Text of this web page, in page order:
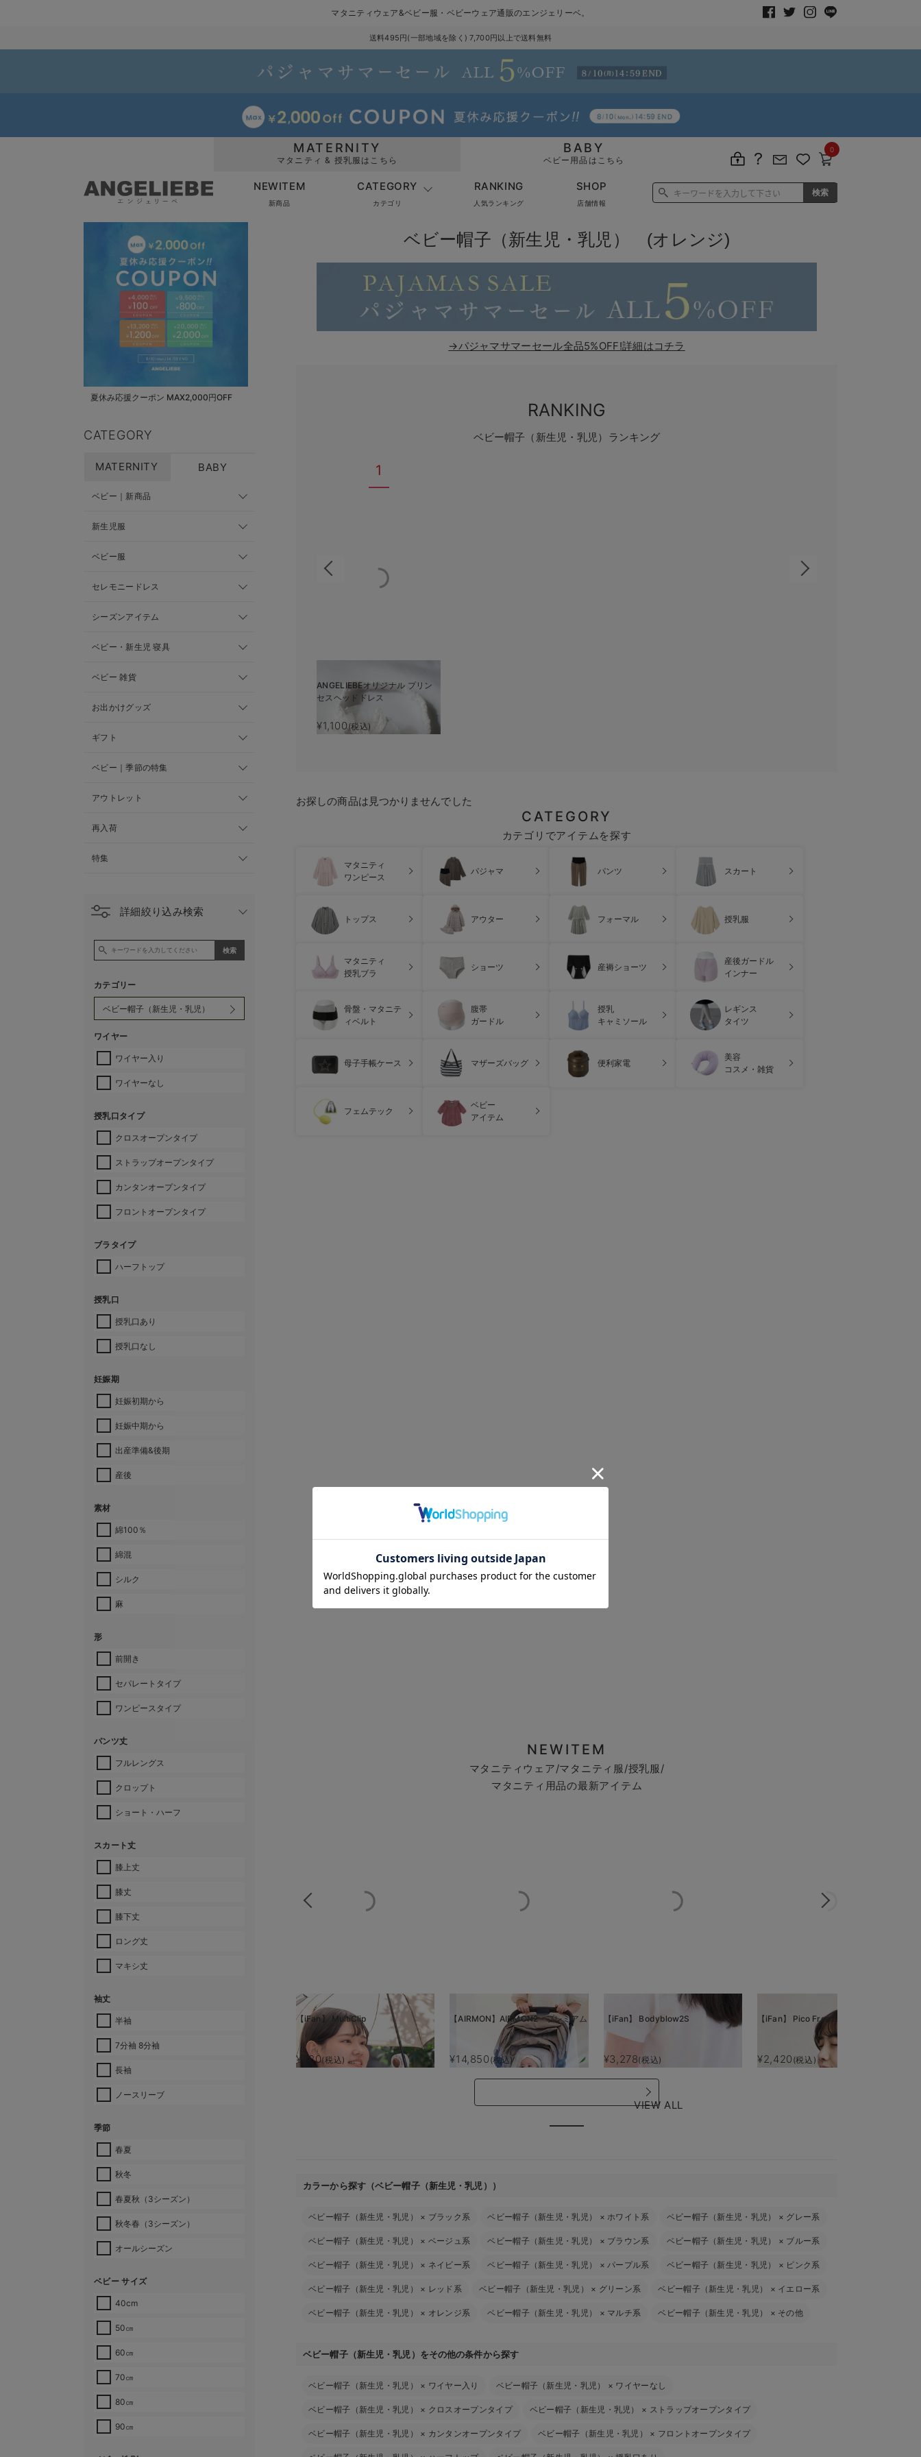
マタニティウェア&ベビー服・ベビーウェア通販のエンジェリーベ。
送料495円(一部地域を除く) 7,700円以上で送料無料
MATERNITY
マタニティ & 授乳服はこちら
BABY
ベビー用品はこちら
0
NEWITEM
新商品
CATEGORY
カテゴリ
RANKING
人気ランキング
SHOP
店舗情報
夏休み応援クーポン MAX2,000円OFF
CATEGORY
MATERNITY BABY
ベビー｜新商品
新生児服
ベビー服
セレモニードレス
シーズンアイテム
ベビー・新生児 寝具
ベビー 雑貨
お出かけグッズ
ギフト
ベビー｜季節の特集
アウトレット
再入荷
特集
詳細絞り込み検索
カテゴリー
ワイヤー
ワイヤー入り
ワイヤーなし
授乳口タイプ
クロスオープンタイプ
ストラップオープンタイプ
カンタンオープンタイプ
フロントオープンタイプ
ブラタイプ
ハーフトップ
授乳口
授乳口あり
授乳口なし
妊娠期
妊娠初期から
妊娠中期から
出産準備&後期
産後
素材
綿100％
綿混
シルク
麻
形
前開き
セパレートタイプ
ワンピースタイプ
パンツ丈
フルレングス
クロップト
ショート・ハーフ
スカート丈
膝上丈
膝丈
膝下丈
ロング丈
マキシ丈
袖丈
半袖
7分袖 8分袖
長袖
ノースリーブ
季節
春夏
秋冬
春夏秋（3シーズン）
秋冬春（3シーズン）
オールシーズン
ベビー サイズ
40cm
50㎝
60㎝
70㎝
80㎝
90㎝
ベビー帽子（新生児・乳児） (オレンジ)
→パジャマサマーセール全品5%OFF!詳細はコチラ
RANKING
ベビー帽子（新生児・乳児）ランキング
1
ANGELIEBEオリジナル プリン
セスヘッドドレス
¥1,100(税込)
お探しの商品は見つかりませんでした
CATEGORY
カテゴリでアイテムを探す
マタニティ
ワンピース
パジャマ パンツ スカート
トップス アウター フォーマル 授乳服
マタニティ
授乳ブラ
ショーツ 産褥ショーツ
産後ガードル
インナー
骨盤・マタニテ
ィベルト
腹帯
ガードル
授乳
キャミソール
レギンス
タイツ
母子手帳ケース マザーズバッグ 便利家電
美容
コスメ・雑貨
フェムテック
ベビー
アイテム
NEWITEM
マタニティウェア/マタニティ服/授乳服/
マタニティ用品の最新アイテム
【iFan】 MultiClip
¥880(税込)
【AIRMON】AIRMON2 プレミアム
¥14,850 (税込)
【iFan】 Bodyblow2S
¥3,278(税込)
【iFan】 Pico Freeze
¥2,420 (税込)
VIEW ALL
カラーから探す（ベビー帽子（新生児・乳児））
ベビー帽子（新生児・乳児） × ブラック系 ベビー帽子（新生児・乳児） × ホワイト系 ベビー帽子（新生児・乳児） × グレー系
ベビー帽子（新生児・乳児） × ベージュ系 ベビー帽子（新生児・乳児） × ブラウン系 ベビー帽子（新生児・乳児） × ブルー系
ベビー帽子（新生児・乳児） × ネイビー系 ベビー帽子（新生児・乳児） × パープル系 ベビー帽子（新生児・乳児） × ピンク系
ベビー帽子（新生児・乳児） × レッド系 ベビー帽子（新生児・乳児） × グリーン系 ベビー帽子（新生児・乳児） × イエロー系
ベビー帽子（新生児・乳児） × オレンジ系 ベビー帽子（新生児・乳児） × マルチ系 ベビー帽子（新生児・乳児） × その他
ベビー帽子（新生児・乳児）をその他の条件から探す
ベビー帽子（新生児・乳児） × ワイヤー入り ベビー帽子（新生児・乳児） × ワイヤーなし
ベビー帽子（新生児・乳児） × クロスオープンタイプ ベビー帽子（新生児・乳児） × ストラップオープンタイプ
ベビー帽子（新生児・乳児） × カンタンオープンタイプ ベビー帽子（新生児・乳児） × フロントオープンタイプ
お気に入り商品を確認する